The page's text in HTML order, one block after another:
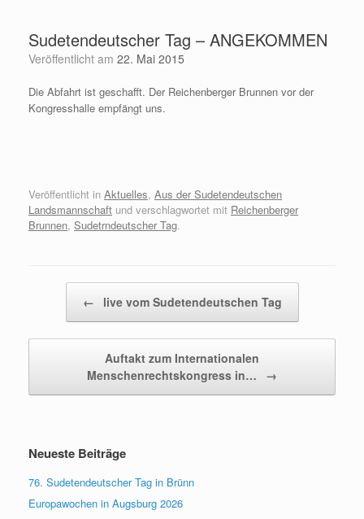
springenSudetendeutscher Tag – ANGEKOMMEN
Veröffentlicht am 22. Mai 2015
Die Abfahrt ist geschafft. Der Reichenberger Brunnen vor der
Kongresshalle empfängt uns.
Veröffentlicht in Aktuelles, Aus der Sudetendeutschen
Landsmannschaft und verschlagwortet mit Reichenberger
Brunnen, Sudetrndeutscher Tag.
← live vom Sudetendeutschen Tag
Auftakt zum Internationalen
Menschenrechtskongress in…
→
Neueste Beiträge
76. Sudetendeutscher Tag in Brünn
Europawochen in Augsburg 2026